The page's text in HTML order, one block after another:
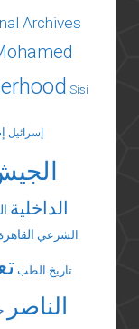
Archives
Sisi
إسرائيل
الداخلية
الشرعي
تاريخ الطب
الناصر